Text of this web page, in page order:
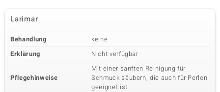
Larimar
Behandlung
keine
Erklärung
Nicht verfügbar
Pflegehinweise
Mit einer sanften Reinigung für
Schmuck säubern, die auch für Perlen
geeignet ist